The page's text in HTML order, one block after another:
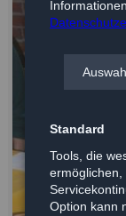
Standard
Tools, die
ermöglichen,
Option kann